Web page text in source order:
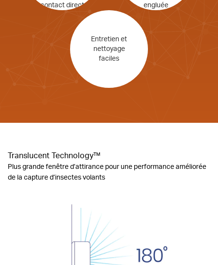
contact direct
engluée
Entretien et
nettoyage
faciles
Translucent Technology™
Plus grande fenêtre d’attirance pour une performance améliorée
de la capture d’insectes volants